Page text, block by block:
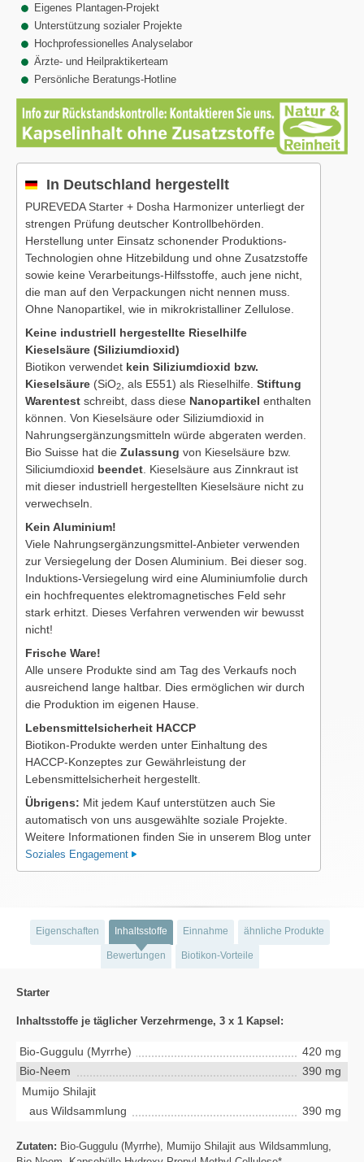
Eigenes Plantagen-Projekt
Unterstützung sozialer Projekte
Hochprofessionelles Analyselabor
Ärzte- und Heilpraktikerteam
Persönliche Beratungs-Hotline
In Deutschland hergestellt
PUREVEDA Starter + Dosha Harmonizer unterliegt der
strengen Prüfung deutscher Kontrollbehörden.
Herstellung unter Einsatz schonender Produktions-
Technologien ohne Hitzebildung und ohne Zusatzstoffe
sowie keine Verarbeitungs-Hilfsstoffe, auch jene nicht,
die man auf den Verpackungen nicht nennen muss.
Ohne Nanopartikel, wie in mikrokristalliner Zellulose.
Keine industriell hergestellte Rieselhilfe
Kieselsäure (Siliziumdioxid)
Biotikon verwendet kein Siliziumdioxid bzw.
Kieselsäure (SiO2 , als E551) als Rieselhilfe. Stiftung
Warentest schreibt, dass diese Nanopartikel enthalten
können. Von Kieselsäure oder Siliziumdioxid in
Nahrungsergänzungsmitteln würde abgeraten werden.
Bio Suisse hat die Zulassung von Kieselsäure bzw.
Siliciumdioxid beendet . Kieselsäure aus Zinnkraut ist
mit dieser industriell hergestellten Kieselsäure nicht zu
verwechseln.
Kein Aluminium!
Viele Nahrungsergänzungsmittel-Anbieter verwenden
zur Versiegelung der Dosen Aluminium. Bei dieser sog.
Induktions-Versiegelung wird eine Aluminiumfolie durch
ein hochfrequentes elektromagnetisches Feld sehr
stark erhitzt. Dieses Verfahren verwenden wir bewusst
nicht!
Frische Ware!
Alle unsere Produkte sind am Tag des Verkaufs noch
ausreichend lange haltbar. Dies ermöglichen wir durch
die Produktion im eigenen Hause.
Lebensmittelsicherheit HACCP
Biotikon-Produkte werden unter Einhaltung des
HACCP-Konzeptes zur Gewährleistung der
Lebensmittelsicherheit hergestellt.
Übrigens: Mit jedem Kauf unterstützen auch Sie
automatisch von uns ausgewählte soziale Projekte.
Weitere Informationen finden Sie in unserem Blog unter
Soziales Engagement
Eigenschaften Inhaltsstoffe Einnahme ähnliche Produkte
Bewertungen Biotikon-Vorteile
Starter
Inhaltsstoffe je täglicher Verzehrmenge, 3 x 1 Kapsel:
Bio-Guggulu (Myrrhe)
420 mg
Bio-Neem
390 mg
Mumijo Shilajit
aus Wildsammlung
390 mg
Zutaten: Bio-Guggulu (Myrrhe), Mumijo Shilajit aus Wildsammlung,